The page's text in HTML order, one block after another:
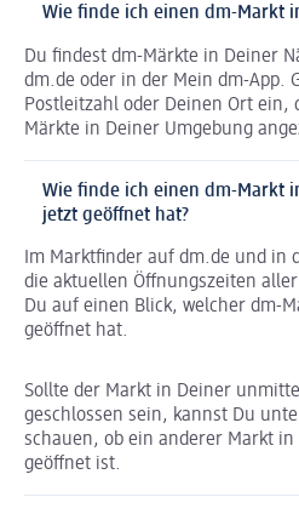
Wie finde ich einen dm-Markt
Du findest dm-Märkte in Deiner
dm.de oder in der Mein dm-App.
Postleitzahl oder Deinen Ort ein,
Märkte in Deiner Umgebung
Wie finde ich einen dm-Markt
jetzt geöffnet hat?
Im Marktfinder auf dm.de und in
die aktuellen Öffnungszeiten
Du auf einen Blick, welcher dm-
geöffnet hat.
Sollte der Markt in Deiner
geschlossen sein, kannst Du
schauen, ob ein anderer Markt in
geöffnet ist.